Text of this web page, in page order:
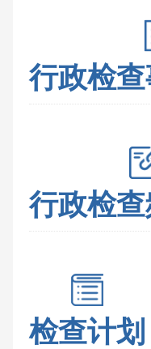
行政检
行政检
检查计划